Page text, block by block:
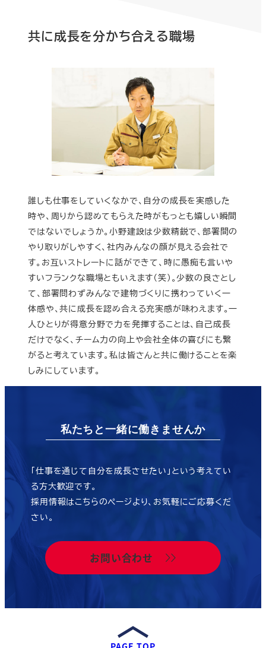
共に成長を分かち合える職場
誰しも仕事をしていくなかで、自分の成長を実感した
時や、周りから認めてもらえた時がもっとも嬉しい瞬間
ではないでしょうか。小野建設は少数精鋭で、部署間の
やり取りがしやすく、社内みんなの顔が見える会社で
す。お互いストレートに話ができて、時に愚痴も言いや
すいフランクな職場ともいえます（笑）。少数の良さとし
て、部署問わずみんなで建物づくりに携わっていく一
体感や、共に成長を認め合える充実感が味わえます。一
人ひとりが得意分野で力を発揮することは、自己成長
だけでなく、チーム力の向上や会社全体の喜びにも繋
がると考えています。私は皆さんと共に働けることを楽
しみにしています。
私たちと一緒に働きませんか
お問い合わせ
「仕事を通じて自分を成長させたい」という考えてい
る方大歓迎です。
採用情報はこちらのページより、お気軽にご応募くだ
さい。